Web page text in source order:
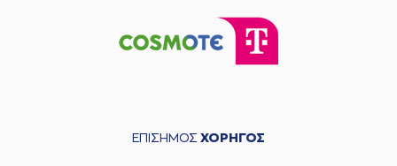
ΕΠΙΣΗΜΟΣ ΧΟΡΗΓΟΣ